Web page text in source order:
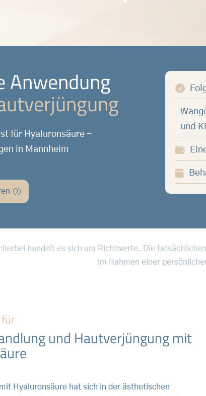
Anwendung
für Hyaluronsäure -
in Mannheim

und


handelt es sich um Richtwerte. Die
im Rahmen einer
und Hautverjüngung mit
Hyaluronsäure hat sich in der ästhetischen